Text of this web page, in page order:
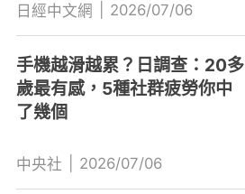
日經中文網 2026/07/06
手機越滑越累？日調查：20多
歲最有感，5種社群疲勞你中
了幾個
中央社 2026/07/06